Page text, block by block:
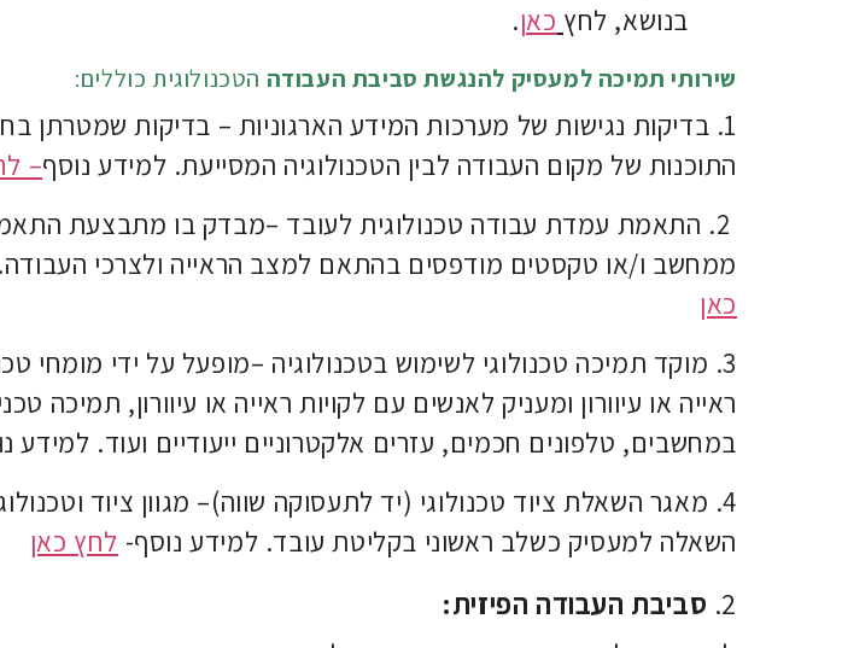
בנושא, לחץ כאן.
שירותי תמיכה למעסיק להנגשת סביבת העבודה הטכנולוגית כוללים:
1. בדיקות נגישות של מערכות המידע הארגוניות – בדיקות שמטרתן
התוכנות של מקום העבודה לבין הטכנולוגיה המסייעת. למידע נוסף–
2. התאמת עמדת עבודה טכנולוגית לעובד –מבדק בו מתבצעת
ממחשב ו/או טקסטים מודפסים בהתאם למצב הראייה ולצרכי
כאן
3. מוקד תמיכה טכנולוגי לשימוש בטכנולוגיה –מופעל על ידי מומחי
ראייה או עיוורון ומעניק לאנשים עם לקויות ראייה או עיוורון, תמיכה
במחשבים, טלפונים חכמים, עזרים אלקטרוניים ייעודיים ועוד. למידע
4. מאגר השאלת ציוד טכנולוגי (יד לתעסוקה שווה)– מגוון ציוד
השאלה למעסיק כשלב ראשוני בקליטת עובד. למידע נוסף- לחץ כאן
2. סביבת העבודה הפיזית: